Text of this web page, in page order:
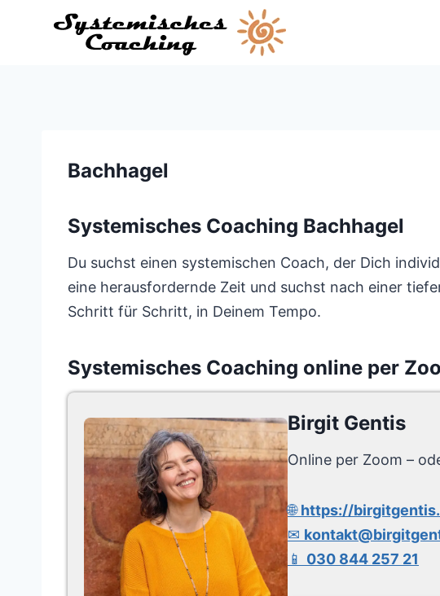
Bachhagel
Systemisches Coaching Bachhagel
Du suchst einen systemischen Coach, der Dich
eine herausfordernde Zeit und suchst nach einer
Schritt für Schritt, in Deinem Tempo.
Systemisches Coaching online per
Birgit Gentis
Online per Zoom –
🌐https://
✉
📱 030 844 257 21